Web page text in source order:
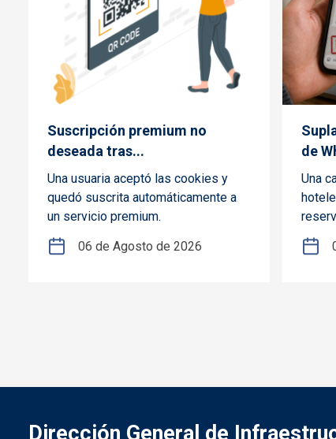
Suscripción premium no
deseada tras...
Una usuaria aceptó las cookies y
quedó suscrita automáticamente a
un servicio premium.
06 de Agosto de 2026
de
Una
Dirección General de